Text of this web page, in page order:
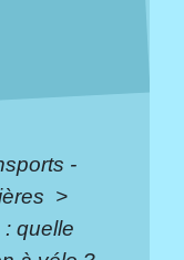
-
>
quelle